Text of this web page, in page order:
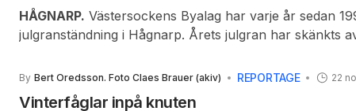
HÅGNARP. Västersockens Byalag har varje år sedan
julgranständning i Hågnarp. Årets julgran har skänkts
Månsson, som på ett medryckande och förtjänstfullt
varefter ljusslingan i julgranen tändes. Tore Axelsson
By Bert Oredsson. Foto Claes Brauer (akiv) REPORTAGE 22
Vinterfåglar inpå knuten